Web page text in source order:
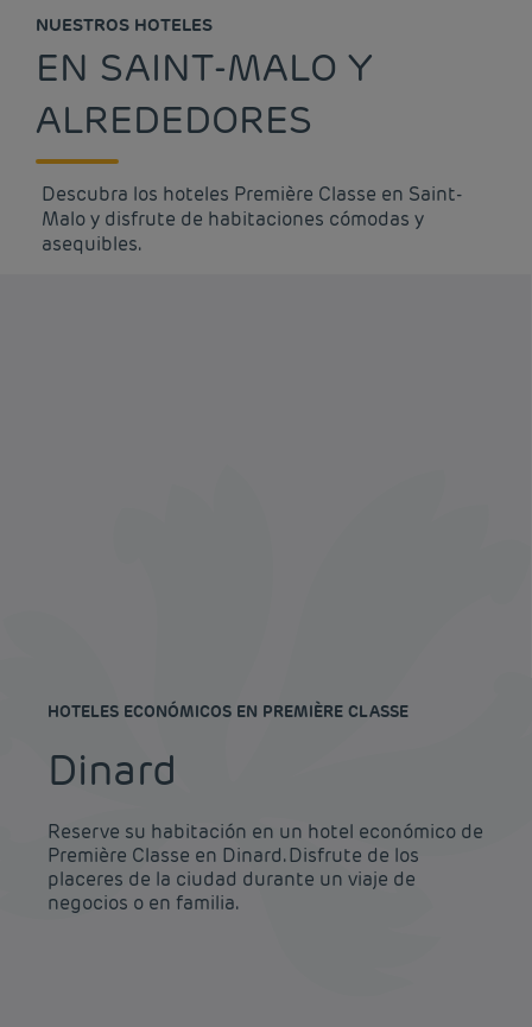
NUESTROS HOTELES
EN SAINT-MALO Y
ALREDEDORES
Descubra los hoteles Première Classe en Saint-
Malo y disfrute de habitaciones cómodas y
asequibles.
HOTELES ECONÓMICOS EN PREMIÈRE CLASSE
Dinard
Reserve su habitación en un hotel económico de
Première Classe en Dinard. Disfrute de los
placeres de la ciudad durante un viaje de
negocios o en familia.